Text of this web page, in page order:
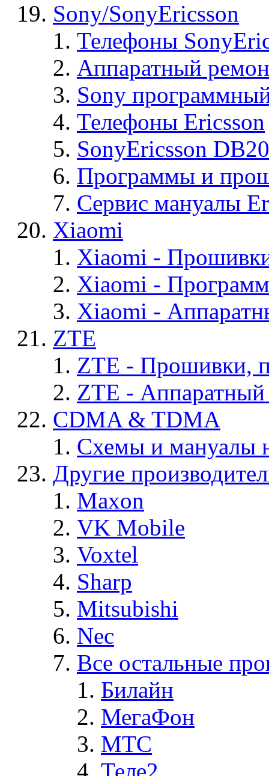
Sony/SonyEricsson
Телефоны
Аппаратный
Sony
Телефоны Ericsson
SonyEricsson
Программы и
Сервис мануалы
Xiaomi
Xiaomi -
Xiaomi -
Xiaomi -
ZTE
ZTE - Прошивки,
ZTE -
CDMA & TDMA
Схемы и мануалы
Другие
Maxon
VK Mobile
Voxtel
Sharp
Mitsubishi
Nec
Все остальные
Билайн
МегаФон
MTC